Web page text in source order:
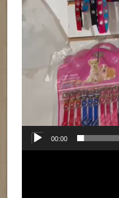
00:00